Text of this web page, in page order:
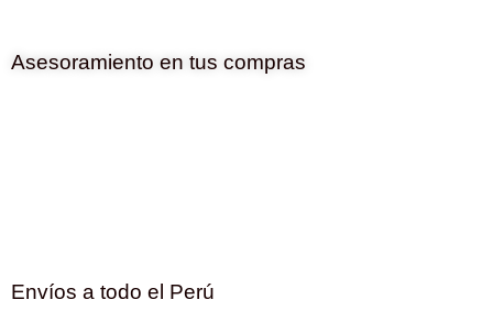
Asesoramiento en tus compras
Envíos a todo el Perú